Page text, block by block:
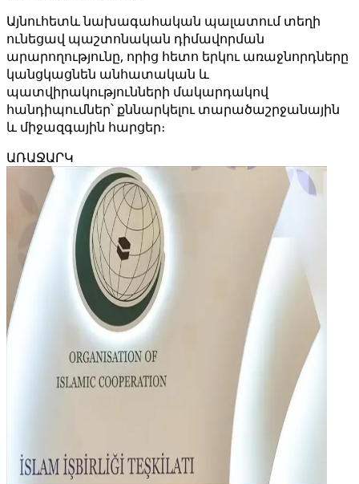
Այնուհետև նախագահական պալատում տեղի
ունեցավ պաշտոնական դիմավորման
արարողությունը, որից հետո երկու առաջնորդները
կանցկացնեն անհատական ​​և
պատվիրակությունների մակարդակով
հանդիպումներ՝ քննարկելու տարածաշրջանային
և միջազգային հարցեր։
ԱՌԱՋԱՐԿ